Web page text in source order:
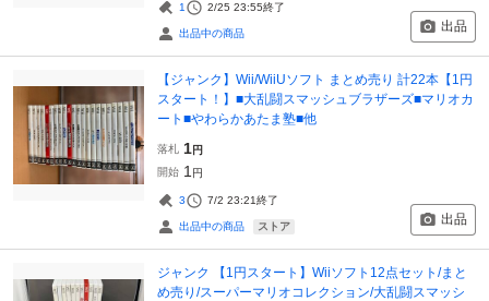
1 2/25 23:55終了
出品中の商品 出品
【ジャンク】Wii/WiiUソフト まとめ売り 計22本【1円
スタート！】■大乱闘スマッシュブラザーズ■マリオカ
ート■やわらかあたま塾■他
落札 1円
開始 1 円
3 7/2 23:21終了
出品中の商品 ストア 出品
ジャンク 【1円スタート】Wiiソフト12点セット/まと
め売り/スーパーマリオコレクション/大乱闘スマッシ